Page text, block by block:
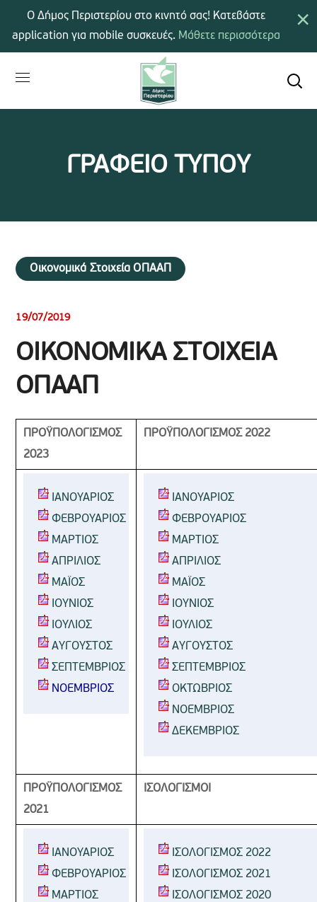
ΓΡΑΦΕΙΟ ΤΥΠΟΥ
Οικονομικά Στοιχεία ΟΠΑΑΠ
19/07/2019
ΟΙΚΟΝΟΜΙΚΑ ΣΤΟΙΧΕΙΑ
ΟΠΑΑΠ
ΠΡΟΫΠΟΛΟΓΙΣΜΟΣ
2023
ΠΡΟΫΠΟΛΟΓΙΣΜΟΣ 2022
ΙΑΝΟΥΑΡΙΟΣ
ΦΕΒΡΟΥΑΡΙΟΣ
ΜΑΡΤΙΟΣ
ΑΠΡΙΛΙΟΣ
ΜΑΪΟΣ
ΙΟΥΝΙΟΣ
ΙΟΥΛΙΟΣ
ΑΥΓΟΥΣΤΟΣ
ΣΕΠΤΕΜΒΡΙΟΣ
ΝΟΕΜΒΡΙΟΣ
ΙΑΝΟΥΑΡΙΟΣ
ΦΕΒΡΟΥΑΡΙΟΣ
ΜΑΡΤΙΟΣ
Α ΠΡΙΛΙΟΣ
ΜΑΪΟΣ
ΙΟΥΝΙΟΣ
ΙΟΥΛΙΟΣ
ΑΥΓΟΥΣΤΟΣ
ΣΕΠΤΕΜΒΡΙΟΣ
ΟΚΤΩΒΡΙΟΣ
ΝΟΕΜΒΡΙΟΣ
ΔΕΚΕΜΒΡΙΟΣ
ΠΡΟΫΠΟΛΟΓΙΣΜΟΣ
2021
ΙΣΟΛΟΓΙΣΜΟΙ
ΙΑΝΟΥΑΡΙΟΣ
ΦΕΒΡΟΥΑΡΙΟΣ
ΜΑΡΤΙΟΣ
ΙΣΟΛΟΓΙΣΜΟΣ 2022
ΙΣΟΛΟΓΙΣΜΟΣ 2021
ΙΣΟΛΟΓΙΣΜΟΣ 2020
×
Ο Δήμος Περιστερίου στο κινητό σας! Κατεβάστε
application για mobile συσκευές. Μάθετε περισσότερα